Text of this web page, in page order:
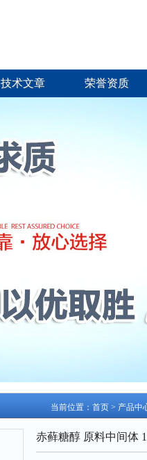
技术文章 荣誉资质
当前位置： 首页 > 产品中
赤藓糖醇 原料中间体